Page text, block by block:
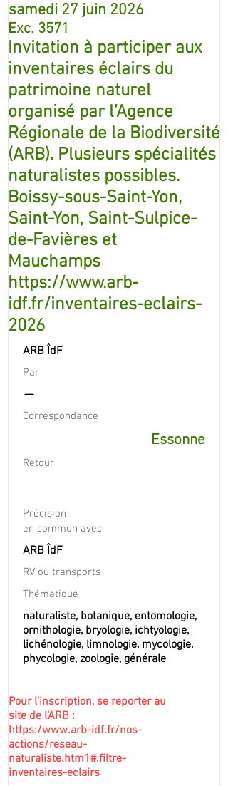
samedi 27 juin 2026
Exc. 3571
Invitation à participer aux
inventaires éclairs du
patrimoine naturel
organisé par l’Agence
Régionale de la Biodiversité
(ARB). Plusieurs spécialités
naturalistes possibles.
Boissy-sous-Saint-Yon,
Saint-Yon, Saint-Sulpice-
de-Favières et
Mauchamps
https://www.arb-
idf.fr/inventaires-eclairs-
2026
ARB ÎdF
Par
—
Correspondance
Essonne
Retour
Précision
en commun avec
ARB ÎdF
RV ou transports
Thématique
naturaliste, botanique, entomologie,
ornithologie, bryologie, ichtyologie,
lichénologie, limnologie, mycologie,
phycologie, zoologie, générale
Pour l’inscription, se reporter au
site de l’ARB :
https:/www.arb-idf.fr/nos-
actions/reseau-
naturaliste.htm1#.filtre-
inventaires-eclairs